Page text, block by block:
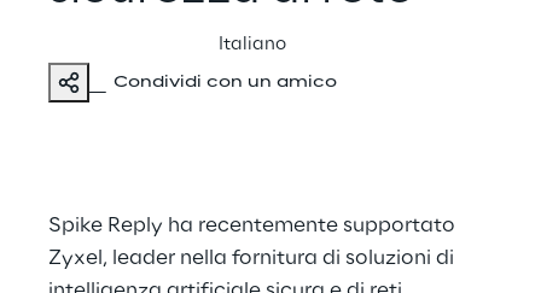
Italiano
Condividi con un amico
Spike Reply ha recentemente supportato
Zyxel, leader nella fornitura di soluzioni di